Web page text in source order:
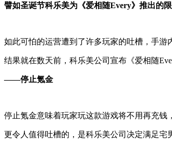
譬如圣诞节科乐美为《爱相随Every》推出的
如此可怕的运营遭到了许多玩家的吐槽，手游
结果就在数天前，科乐美公司宣布《爱相随
——停止氪金
停止氪金意味着玩家玩这款游戏将不用再充
更令人值得吐槽的，是科乐美公司决定满足宅